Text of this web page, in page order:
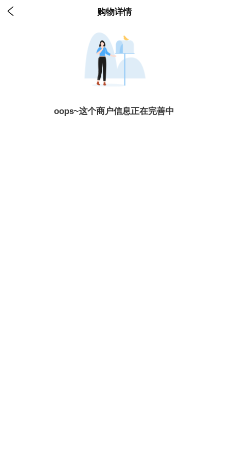
 购物详情
oops~这个商户信息正在完善中